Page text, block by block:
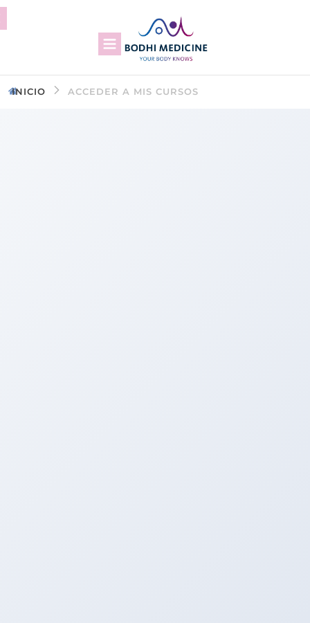
INICIO ACCEDER A MIS CURSOS